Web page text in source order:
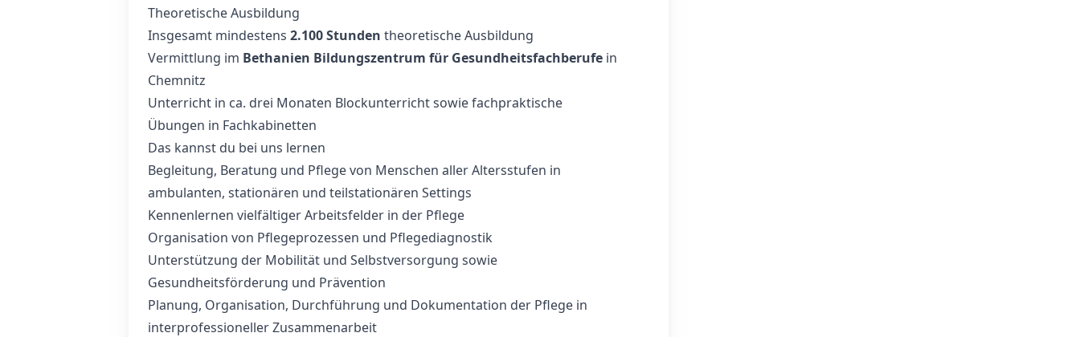
Theoretische Ausbildung
Insgesamt mindestens 2.100 Stunden theoretische Ausbildung
Vermittlung im Bethanien Bildungszentrum für Gesundheitsfachberufe in
Chemnitz
Unterricht in ca. drei Monaten Blockunterricht sowie fachpraktische
Übungen in Fachkabinetten
Das kannst du bei uns lernen
Begleitung, Beratung und Pflege von Menschen aller Altersstufen in
ambulanten, stationären und teilstationären Settings
Kennenlernen vielfältiger Arbeitsfelder in der Pflege
Organisation von Pflegeprozessen und Pflegediagnostik
Unterstützung der Mobilität und Selbstversorgung sowie
Gesundheitsförderung und Prävention
Planung, Organisation, Durchführung und Dokumentation der Pflege in
interprofessioneller Zusammenarbeit